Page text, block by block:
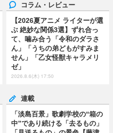
コラム・レビュー
【2026夏アニメ ライターが選
ぶ 絶妙な関係3選】ずれ合っ
て、噛み合う「令和のダラさ
ん」「うちの弟どもがすみま
せん」「乙女怪獣キャラメリ
ゼ」
2026.8.6(木) 17:50
連載
「淡島百景」歌劇学校の“箱の
中”であり続ける「去るもの」